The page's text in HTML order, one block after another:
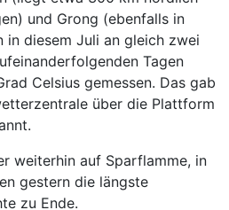
und Grong (ebenfalls in
in diesem Juli an gleich zwei
Tagen
Celsius gemessen. Das gab
über die Plattform
weiterhin auf Sparflamme, in
gestern die längste
zu Ende.